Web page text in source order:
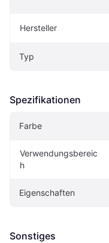
Hersteller
Typ
Spezifikationen
Farbe
Verwendungsbereic
h
Eigenschaften
Sonstiges